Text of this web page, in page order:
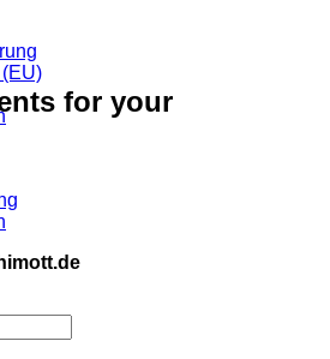
for your